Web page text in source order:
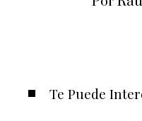
Te Puede